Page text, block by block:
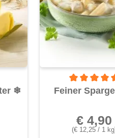
Bewertung von 4.6 von 5 Sternen
❄ Feiner
(€ 12,25 / 1
€ 4,90